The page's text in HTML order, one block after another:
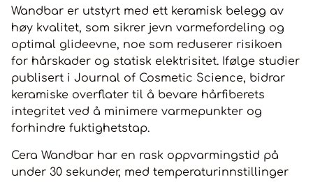
Wandbar er utstyrt med ett keramisk belegg av
høy kvalitet, som sikrer jevn varmefordeling og
optimal glideevne, noe som reduserer risikoen
for hårskader og statisk elektrisitet. Ifølge studier
publisert i Journal of Cosmetic Science, bidrar
keramiske overflater til å bevare hårfiberets
integritet ved å minimere varmepunkter og
forhindre fuktighetstap.
Cera Wandbar har en rask oppvarmingstid på
under 30 sekunder, med temperaturinnstillinger